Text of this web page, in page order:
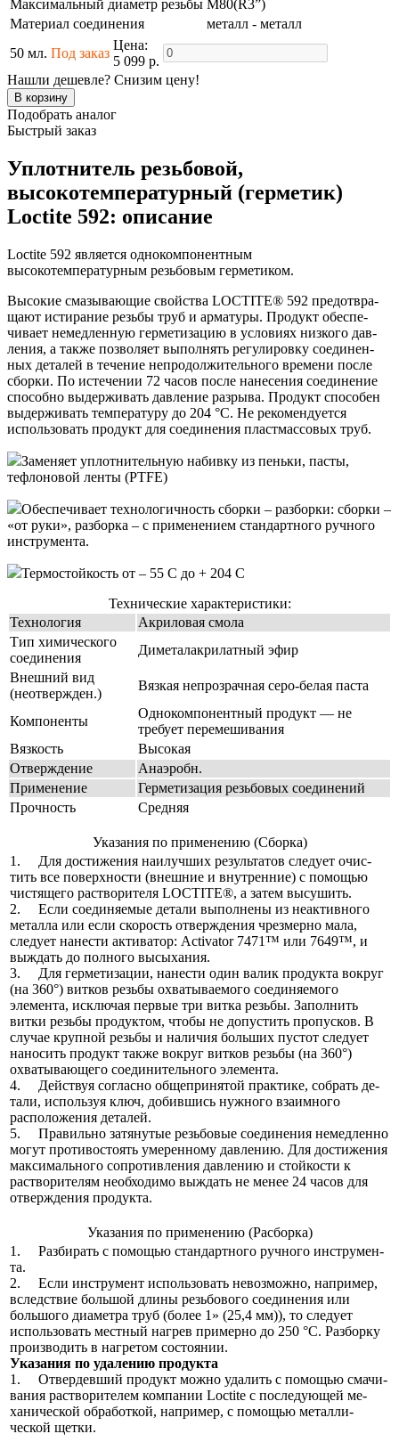
Максимальный диаметр резьбы M80(R3”)
Материал соединения
металл - металл
50 мл. Под заказ
Цена:
5 099 р.
Нашли дешевле? Снизим цену!
Подобрать аналог
Быстрый заказ
Уплотнитель резьбовой,
высокотемпературный (герметик)
Loctite 592: описание
Loctite 592 является однокомпонентным
высокотемпературным резьбовым герметиком.
Высокие смазывающие свойства LOCTITE® 592 пред­от­вра­
щают истирание резьбы труб и арматуры. Продукт обес­пе­
чивает немедленную герметизацию в условиях низкого дав­
ления, а также позволяет выполнять регулировку сое­ди­нен­
ных деталей в течение непродолжительного времени пос­ле
сборки. По истечении 72 часов после нанесения сое­ди­нение
способно выдерживать давление разрыва. Продукт спо­собен
выдерживать температуру до 204 °C. Не реко­мен­ду­ется
использовать продукт для соединения пластмас­совых труб.
Заменяет уплотнительную набивку из пеньки, пасты,
тефлоновой ленты (PTFE)
Обеспечивает технологичность сборки – разборки: сборки –
«от руки», разборка – с применением стандартного ручного
инструмента.
Термостойкость от – 55 С до + 204 С
Технические характеристики:
Технология
Акриловая смола
Тип химического
соединения
Диметалакрилатный эфир
Внешний вид
(неотвержден.)
Вязкая непрозрачная серо-белая паста
Компоненты
Однокомпонентный продукт — не
требует перемешивания
Вязкость
Высокая
Отверждение
Анаэробн.
Применение
Герметизация резьбовых соединений
Прочность
Средняя
Указания по применению (Сборка)
1. Для достижения наилучших результатов следует очис­
тить все поверхности (внешние и внутренние) с по­мо­щью
чистящего растворителя LOCTITE®, а затем вы­су­шить.
2. Если соединяемые детали выполнены из неактивного
металла или если скорость отверждения чрезмерно ма­ла,
следует нанести активатор: Activator 7471™ или 7649™, и
выждать до полного высыхания.
3. Для герметизации, нанести один валик продукта вокруг
(на 360°) витков резьбы охватываемого соединяемого
элемента, исключая первые три витка резьбы. Запол­нить
витки резьбы продуктом, чтобы не допустить про­пусков. В
случае крупной резьбы и наличия больших пустот следует
наносить продукт также вокруг витков резьбы (на 360°)
охватывающего соединительного эле­мен­та.
4. Действуя согласно общепринятой практике, собрать де­
тали, используя ключ, добившись нужного взаимного
расположения деталей.
5. Правильно затянутые резьбовые соединения немед­ленно
могут противостоять умеренному давлению. Для достижения
максимального сопротивления давлению и стойкости к
растворителям необходимо выждать не менее 24 часов для
отверждения продукта.
Указания по применению (Расборка)
1. Разбирать с помощью стандартного ручного инстру­мен­
та.
2. Если инструмент использовать невозможно, например,
вследствие большой длины резьбового соединения или
большого диаметра труб (более 1» (25,4 мм)), то сле­дует
использовать местный нагрев примерно до 250 °C. Разборку
производить в нагретом состоянии.
Указания по удалению продукта
1. Отвердевший продукт можно удалить с помощью сма­чи­
вания растворителем компании Loctite с последующей ме­
ханической обработкой, например, с помощью ме­тал­ли­
ческой щетки.